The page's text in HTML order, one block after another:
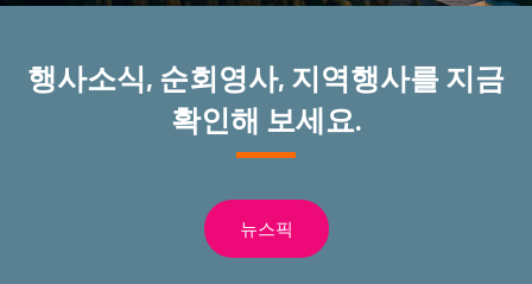
행사소식, 순회영사, 지역행사를 지금
확인해 보세요.
뉴스픽